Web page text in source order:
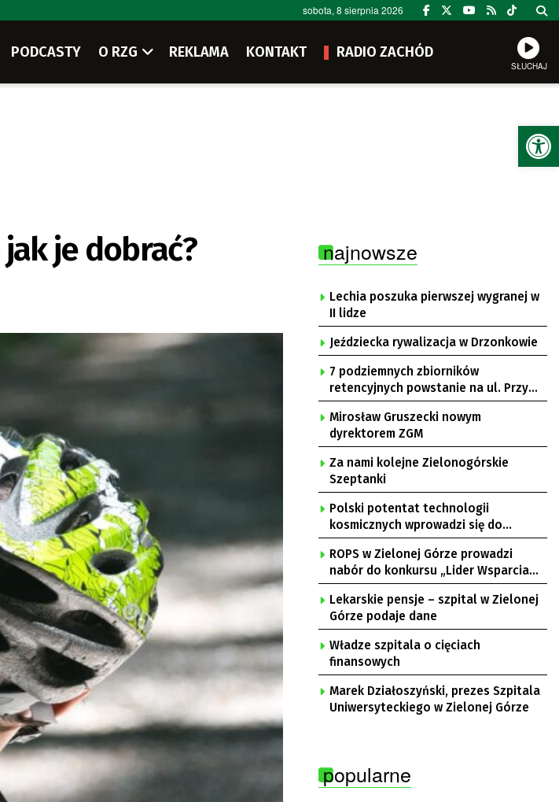
sobota, 8 sierpnia 2026
PODCASTY O RZG REKLAMA KONTAKT RADIO ZACHÓD
SŁUCHAJ
je dobrać? najnowsze
Lechia poszuka pierwszej wygranej w
II lidze
Jeździecka rywalizacja w Drzonkowie
7 podziemnych zbiorników
retencyjnych powstanie na ul. Przy
Gazowni
Mirosław Gruszecki nowym
dyrektorem ZGM
Za nami kolejne Zielonogórskie
Szeptanki
Polski potentat technologii
kosmicznych wprowadzi się do
Zielonej Góry
ROPS w Zielonej Górze prowadzi
nabór do konkursu „Lider Wsparcia
Seniora”
Lekarskie pensje – szpital w Zielonej
Górze podaje dane
Władze szpitala o cięciach
finansowych
Marek Działoszyński, prezes Szpitala
Uniwersyteckiego w Zielonej Górze
popularne